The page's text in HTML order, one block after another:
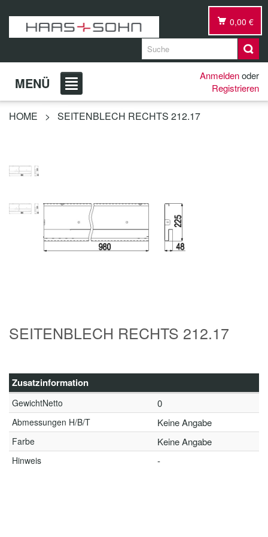
0,00 €
MENÜ Anmeldenoder
Registrieren
HOME > SEITENBLECH RECHTS 212.17
SEITENBLECH RECHTS 212.17
Zusatzinformation
GewichtNetto 0
Abmessungen H/B/T Keine Angabe
Farbe Keine Angabe
Hinweis -